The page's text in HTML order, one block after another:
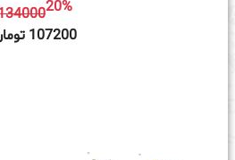
13400020%
107200 تومان